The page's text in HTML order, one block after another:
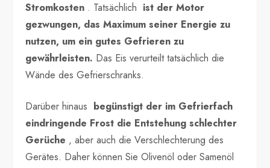
Stromkosten . Tatsächlich ist der Motor
gezwungen, das Maximum seiner Energie zu
nutzen, um ein gutes Gefrieren zu
gewährleisten. Das Eis verurteilt tatsächlich die
Wände des Gefrierschranks.
Darüber hinaus begünstigt der im Gefrierfach
eindringende Frost die Entstehung schlechter
Gerüche , aber auch die Verschlechterung des
Gerätes. Daher können Sie Olivenöl oder Samenöl